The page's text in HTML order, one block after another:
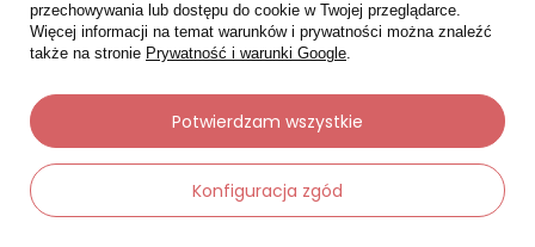
Najniższa cena:56,40 zł
Do koszyka
Najniższa cena:96,40 zł
Do koszyka
przechowywania lub dostępu do cookie w Twojej przeglądarce.
Więcej informacji na temat warunków i prywatności można znaleźć
także na stronie Prywatność i warunki Google.
Konfiguracja zgód
Potwierdzam wszystkie